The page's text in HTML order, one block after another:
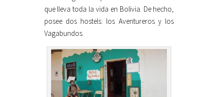
que lleva toda la vida en Bolivia. De hecho,
posee dos hostels: los Aventureros y los
Vagabundos.